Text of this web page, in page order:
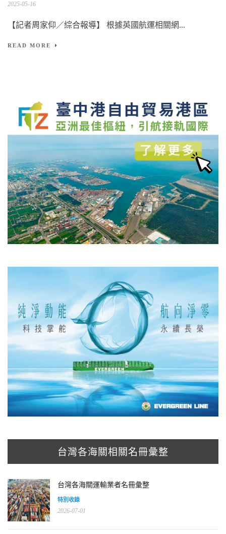
2025-05-16
【記者周家仰／綜合報導】 根據英國航運相關網...
READ MORE
台灣各海關相關名冊彙整
台灣各海關運輸業者名冊彙整
特別收錄
2026-07-01